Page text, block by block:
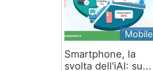
Mobile
Smartphone, la
svolta dell'iAI: su...